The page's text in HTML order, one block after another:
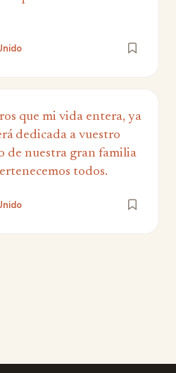
que mi vida entera, ya
dedicada a vuestro
de nuestra gran familia
todos.